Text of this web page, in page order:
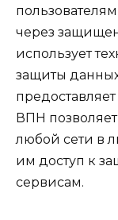
через
использует
защиты
ВПН
любой сети в
им доступ к
сервисам.